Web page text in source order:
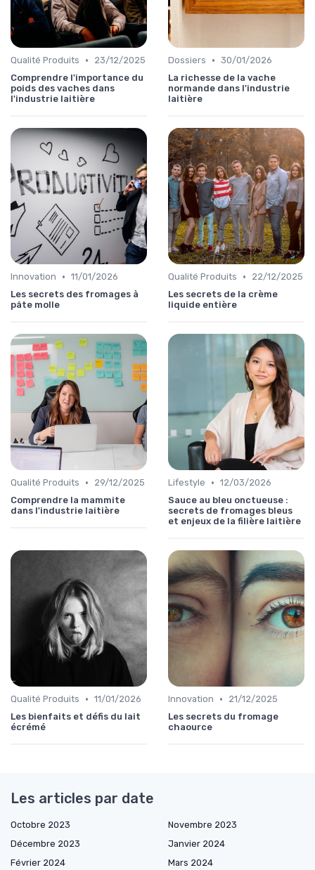
Qualité Produits •
23/12/2025
Comprendre l'importance du
poids des vaches dans
l'industrie laitière
Dossiers • 30/01/2026
La richesse de la vache
normande dans l'industrie
laitière
Innovation • 11/01/2026
Les secrets des fromages à
pâte molle
Qualité Produits •
22/12/2025
Les secrets de la crème
liquide entière
Qualité Produits •
29/12/2025
Comprendre la mammite
dans l'industrie laitière
Lifestyle • 12/03/2026
Sauce au bleu onctueuse :
secrets de fromages bleus
et enjeux de la filière laitière
Qualité Produits • 11/01/2026
Les bienfaits et défis du lait
écrémé
Innovation •
21/12/2025
Les secrets du fromage
chaource
Les articles par date
Octobre 2023
Novembre 2023
Décembre 2023
Janvier 2024
Février 2024
Mars 2024